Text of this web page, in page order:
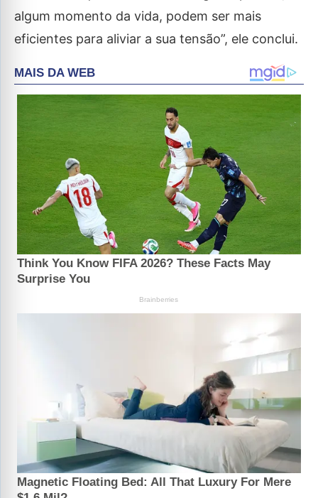
algum momento da vida, podem ser mais
eficientes para aliviar a sua tensão”, ele conclui.